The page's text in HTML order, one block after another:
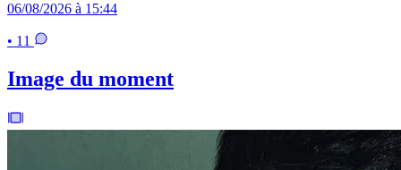
06/08/2026 à 15:44
• 11
Image du moment